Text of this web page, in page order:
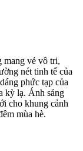
mang vẻ vô tri,
nét tinh tế của
phức tạp của
kỳ lạ. Ánh sáng
cho khung cảnh
mùa hè.